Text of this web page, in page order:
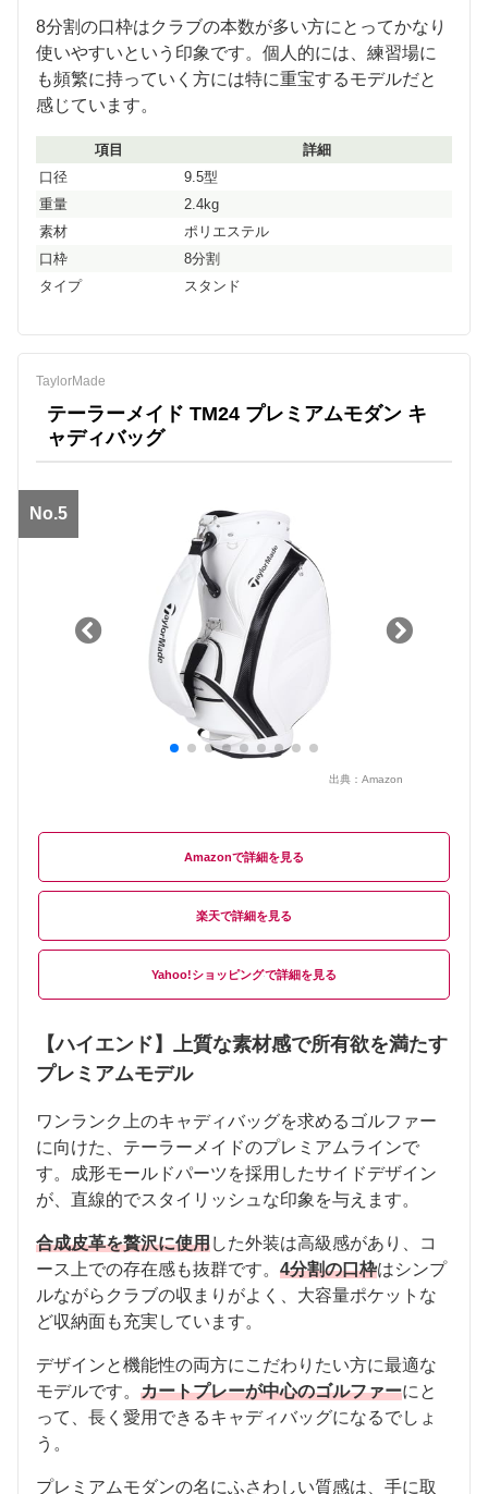
8分割の口枠はクラブの本数が多い方にとってかなり
使いやすいという印象です。個人的には、練習場に
も頻繁に持っていく方には特に重宝するモデルだと
感じています。
項目
詳細
口径
9.5型
重量
2.4kg
素材
ポリエステル
口枠
8分割
タイプ
スタンド
TaylorMade
テーラーメイド TM24 プレミアムモダン キ
ャディバッグ
No.5
出典： Amazon
Amazon
楽天
Yahoo!ショッピング
【ハイエンド】上質な素材感で所有欲を満たす
プレミアムモデル
ワンランク上のキャディバッグを求めるゴルファー
に向けた、テーラーメイドのプレミアムラインで
す。成形モールドパーツを採用したサイドデザイン
が、直線的でスタイリッシュな印象を与えます。
合成皮革を贅沢に使用した外装は高級感があり、コ
ース上での存在感も抜群です。 4分割の口枠はシンプ
ルながらクラブの収まりがよく、大容量ポケットな
ど収納面も充実しています。
デザインと機能性の両方にこだわりたい方に最適な
モデルです。 カートプレーが中心のゴルファーにと
って、長く愛用できるキャディバッグになるでしょ
う。
プレミアムモダンの名にふさわしい質感は、手に取